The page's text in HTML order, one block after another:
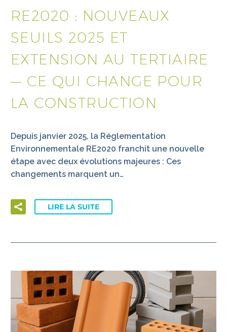
RE2020 : NOUVEAUX
SEUILS 2025 ET
EXTENSION AU TERTIAIRE
— CE QUI CHANGE POUR
LA CONSTRUCTION
Depuis janvier 2025, la Réglementation
Environnementale RE2020 franchit une nouvelle
étape avec deux évolutions majeures : Ces
changements marquent un…
LIRE LA SUITE